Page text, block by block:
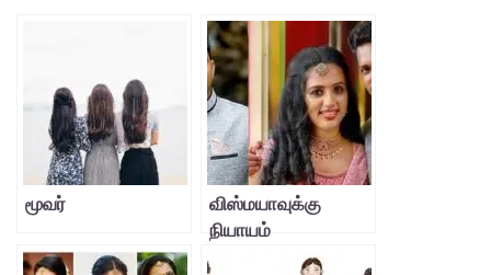
மூவர்
விஸ்மயாவுக்கு
நியாயம்
கிடைக்குமா?